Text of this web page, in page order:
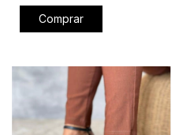
Comprar